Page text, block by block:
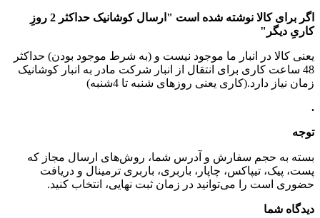
اگر برای کالا نوشته شده است "ارسال کوشانیک حداکثر 2 روزِ
کاریِ دیگر"
یعنی کالا در انبار ما موجود نیست و (به شرط موجود بودن) حداکثر
48 ساعت کاری برای انتقال از انبار شرکت مادر به انبار کوشانیک
زمان نیاز دارد.(کاری یعنی روزهای شنبه تا 4شنبه)
.
توجه
بسته به حجم سفارش و آدرس شما، روش‌های ارسال مجاز که
پست، پیک، تیپاکس، چاپار، باربری، باربری ترمینال و دریافت
حضوری است را می‌توانید در زمان ثبت نهایی، انتخاب کنید.
دیدگاه شما